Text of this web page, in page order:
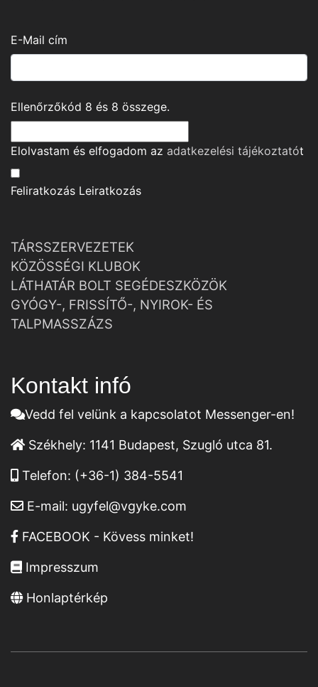
E-Mail cím
Ellenőrzőkód 8 és 8 összege.
Elolvastam és elfogadom az adatkezelési tájékoztatót
Feliratkozás Leiratkozás
TÁRSSZERVEZETEK
KÖZÖSSÉGI KLUBOK
LÁTHATÁR BOLT SEGÉDESZKÖZÖK
GYÓGY-, FRISSÍTŐ-, NYIROK- ÉS
TALPMASSZÁZS
Kontakt infó
Vedd fel velünk a kapcsolatot Messenger-en!
Székhely: 1141 Budapest, Szugló utca 81.
Telefon: (+36-1) 384-5541
E-mail: ugyfel@vgyke.com
FACEBOOK - Kövess minket!
Impresszum
Honlaptérkép